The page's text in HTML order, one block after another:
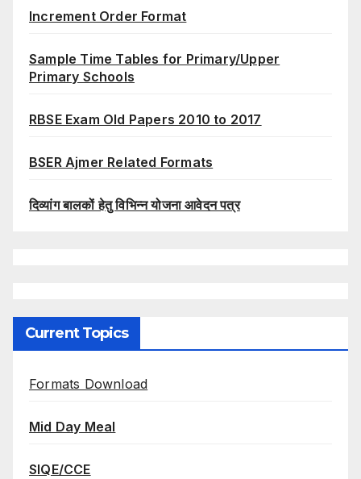
Increment Order Format
Sample Time Tables for Primary/Upper
Primary Schools
RBSE Exam Old Papers 2010 to 2017
BSER Ajmer Related Formats
दिव्यांग बालकों हेतु विभिन्न योजना आवेदन पत्र
Current Topics
Formats Download
Mid Day Meal
SIQE/CCE